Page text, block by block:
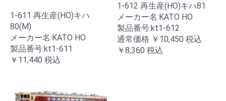
1-611 再生産(HO)キハ
80(M)
メーカー名:KATO HO
製品番号:kt1-611
￥11,440 税込
1-612 再生産(HO)キハ81
メーカー名:KATO HO
製品番号:kt1-612
通常価格 ￥10,450 税込
￥8,360 税込